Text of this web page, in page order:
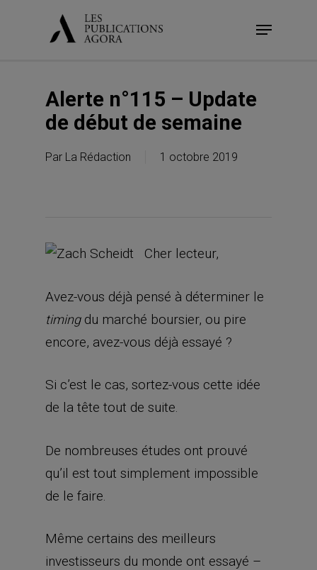
Menu
Alerte n°115 – Update
de début de semaine
Par La Rédaction 1 octobre 2019
Cher lecteur,
Avez-vous déjà pensé à déterminer le
timingdu marché boursier, ou pire
encore, avez-vous déjà essayé ?
Si c’est le cas, sortez-vous cette idée
de la tête tout de suite.
De nombreuses études ont prouvé
qu’il est tout simplement impossible
de le faire.
Même certains des meilleurs
investisseurs du monde ont essayé –